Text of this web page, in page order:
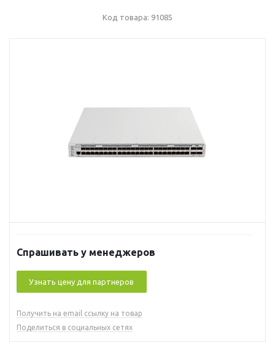
Код товара: 91085
Спрашивать у менеджеров
Узнать цену для партнеров
Получить на email ссылку на товар
Поделиться в социальных сетях